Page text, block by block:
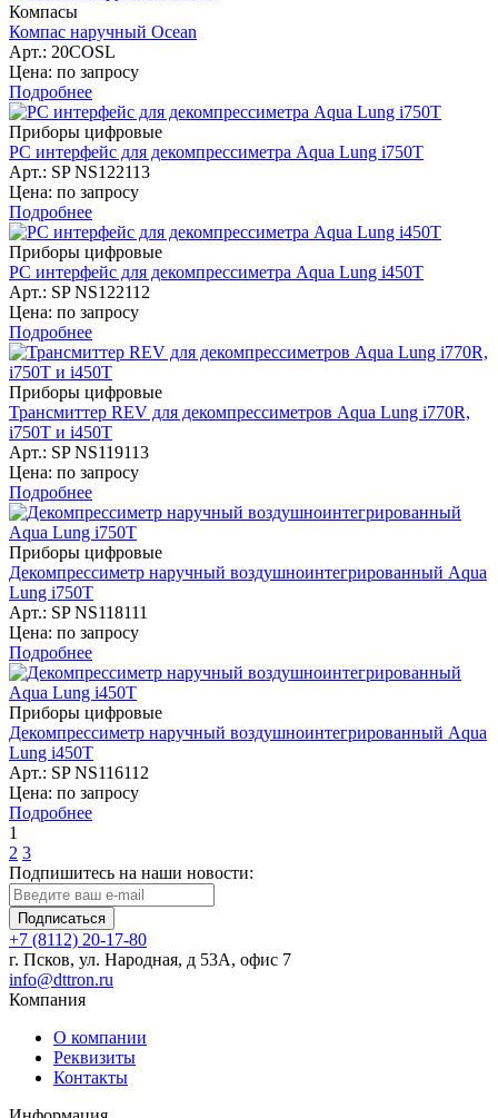
Компасы
Компас наручный Ocean
Арт.: 20COSL
Цена: по запросу
Подробнее
Приборы цифровые
PC интерфейс для декомпрессиметра Aqua Lung i750T
Арт.: SP NS122113
Цена: по запросу
Подробнее
Приборы цифровые
PC интерфейс для декомпрессиметра Aqua Lung i450T
Арт.: SP NS122112
Цена: по запросу
Подробнее
Приборы цифровые
Трансмиттер REV для декомпрессиметров Aqua Lung i770R,
i750T и i450T
Арт.: SP NS119113
Цена: по запросу
Подробнее
Приборы цифровые
Декомпрессиметр наручный воздушноинтегрированный Aqua
Lung i750T
Арт.: SP NS118111
Цена: по запросу
Подробнее
Приборы цифровые
Декомпрессиметр наручный воздушноинтегрированный Aqua
Lung i450T
Арт.: SP NS116112
Цена: по запросу
Подробнее
1
2 3
Подпишитесь на наши новости:
Подписаться
+7 (8112) 20-17-80
г. Псков, ул. Народная, д 53А, офис 7
info@dttron.ru
Компания
О компании
Реквизиты
Контакты